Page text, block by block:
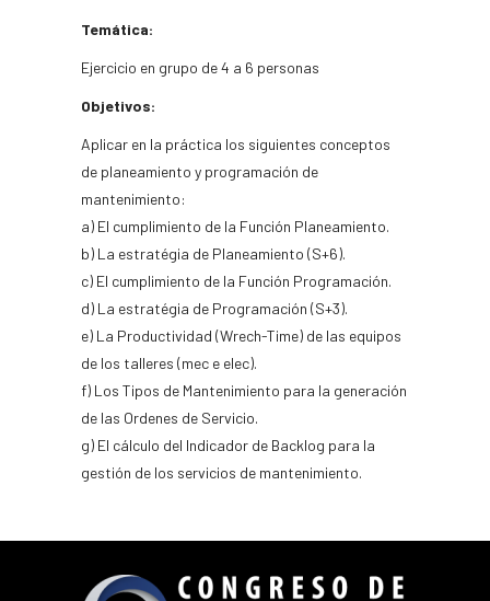
Temática:
Ejercicio en grupo de 4 a 6 personas
Objetivos:
Aplicar en la práctica los siguientes conceptos
de planeamiento y programación de
mantenimiento:
a) El cumplimiento de la Función Planeamiento.
b) La estratégia de Planeamiento (S+6).
c) El cumplimiento de la Función Programación.
d) La estratégia de Programación (S+3).
e) La Productividad (Wrech-Time) de las equipos
de los talleres (mec e elec).
f) Los Tipos de Mantenimiento para la generación
de las Ordenes de Servicio.
g) El cálculo del Indicador de Backlog para la
gestión de los servicios de mantenimiento.